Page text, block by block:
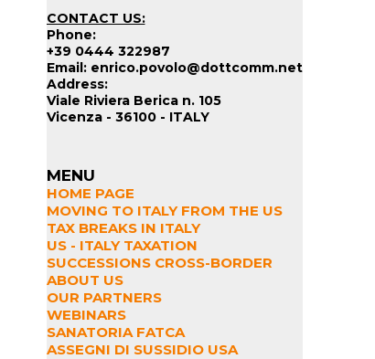
CONTACT US:
Phone:
+39 0444 322987
Email: enrico.povolo@dottcomm.net
Address:
Viale Riviera Berica n. 105
Vicenza - 36100 - ITALY
MENU
HOME PAGE
MOVING TO ITALY FROM THE US
TAX BREAKS IN ITALY
US - ITALY TAXATION
SUCCESSIONS CROSS-BORDER
ABOUT US
OUR PARTNERS
WEBINARS
SANATORIA FATCA
ASSEGNI DI SUSSIDIO USA